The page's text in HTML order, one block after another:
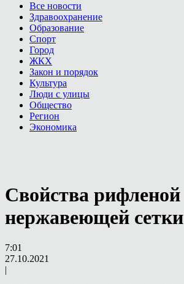
Все новости
Здравоохранение
Образование
Спорт
Город
ЖКХ
Закон и порядок
Культура
Люди с улицы
Общество
Регион
Экономика
Свойства рифленой
нержавеющей сетки
7:01
27.10.2021
|